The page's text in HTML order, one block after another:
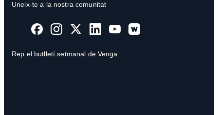
Rep el butlletí setmanal de Venga
Uneix-te a la nostra comunitat